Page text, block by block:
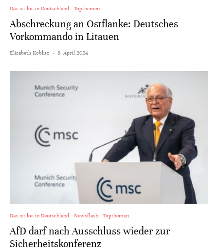
Das ist los in Deutschland Topthemen
Abschreckung an Ostflanke: Deutsches
Vorkommando in Litauen
Elisabeth Koblitz · 8. April 2024
Das ist los in Deutschland Newsflash Topthemen
AfD darf nach Ausschluss wieder zur
Sicherheitskonferenz